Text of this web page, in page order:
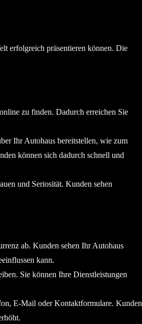
erfolgreich präsentieren können. Die
zu finden. Dadurch erreichen Sie
Ihr Autohaus bereitstellen, wie zum
können sich dadurch schnell und
und Seriosität. Kunden sehen
ab. Kunden sehen Ihr Autohaus
kann.
Sie können Ihre Dienstleistungen
E-Mail oder Kontaktformulare. Kunden